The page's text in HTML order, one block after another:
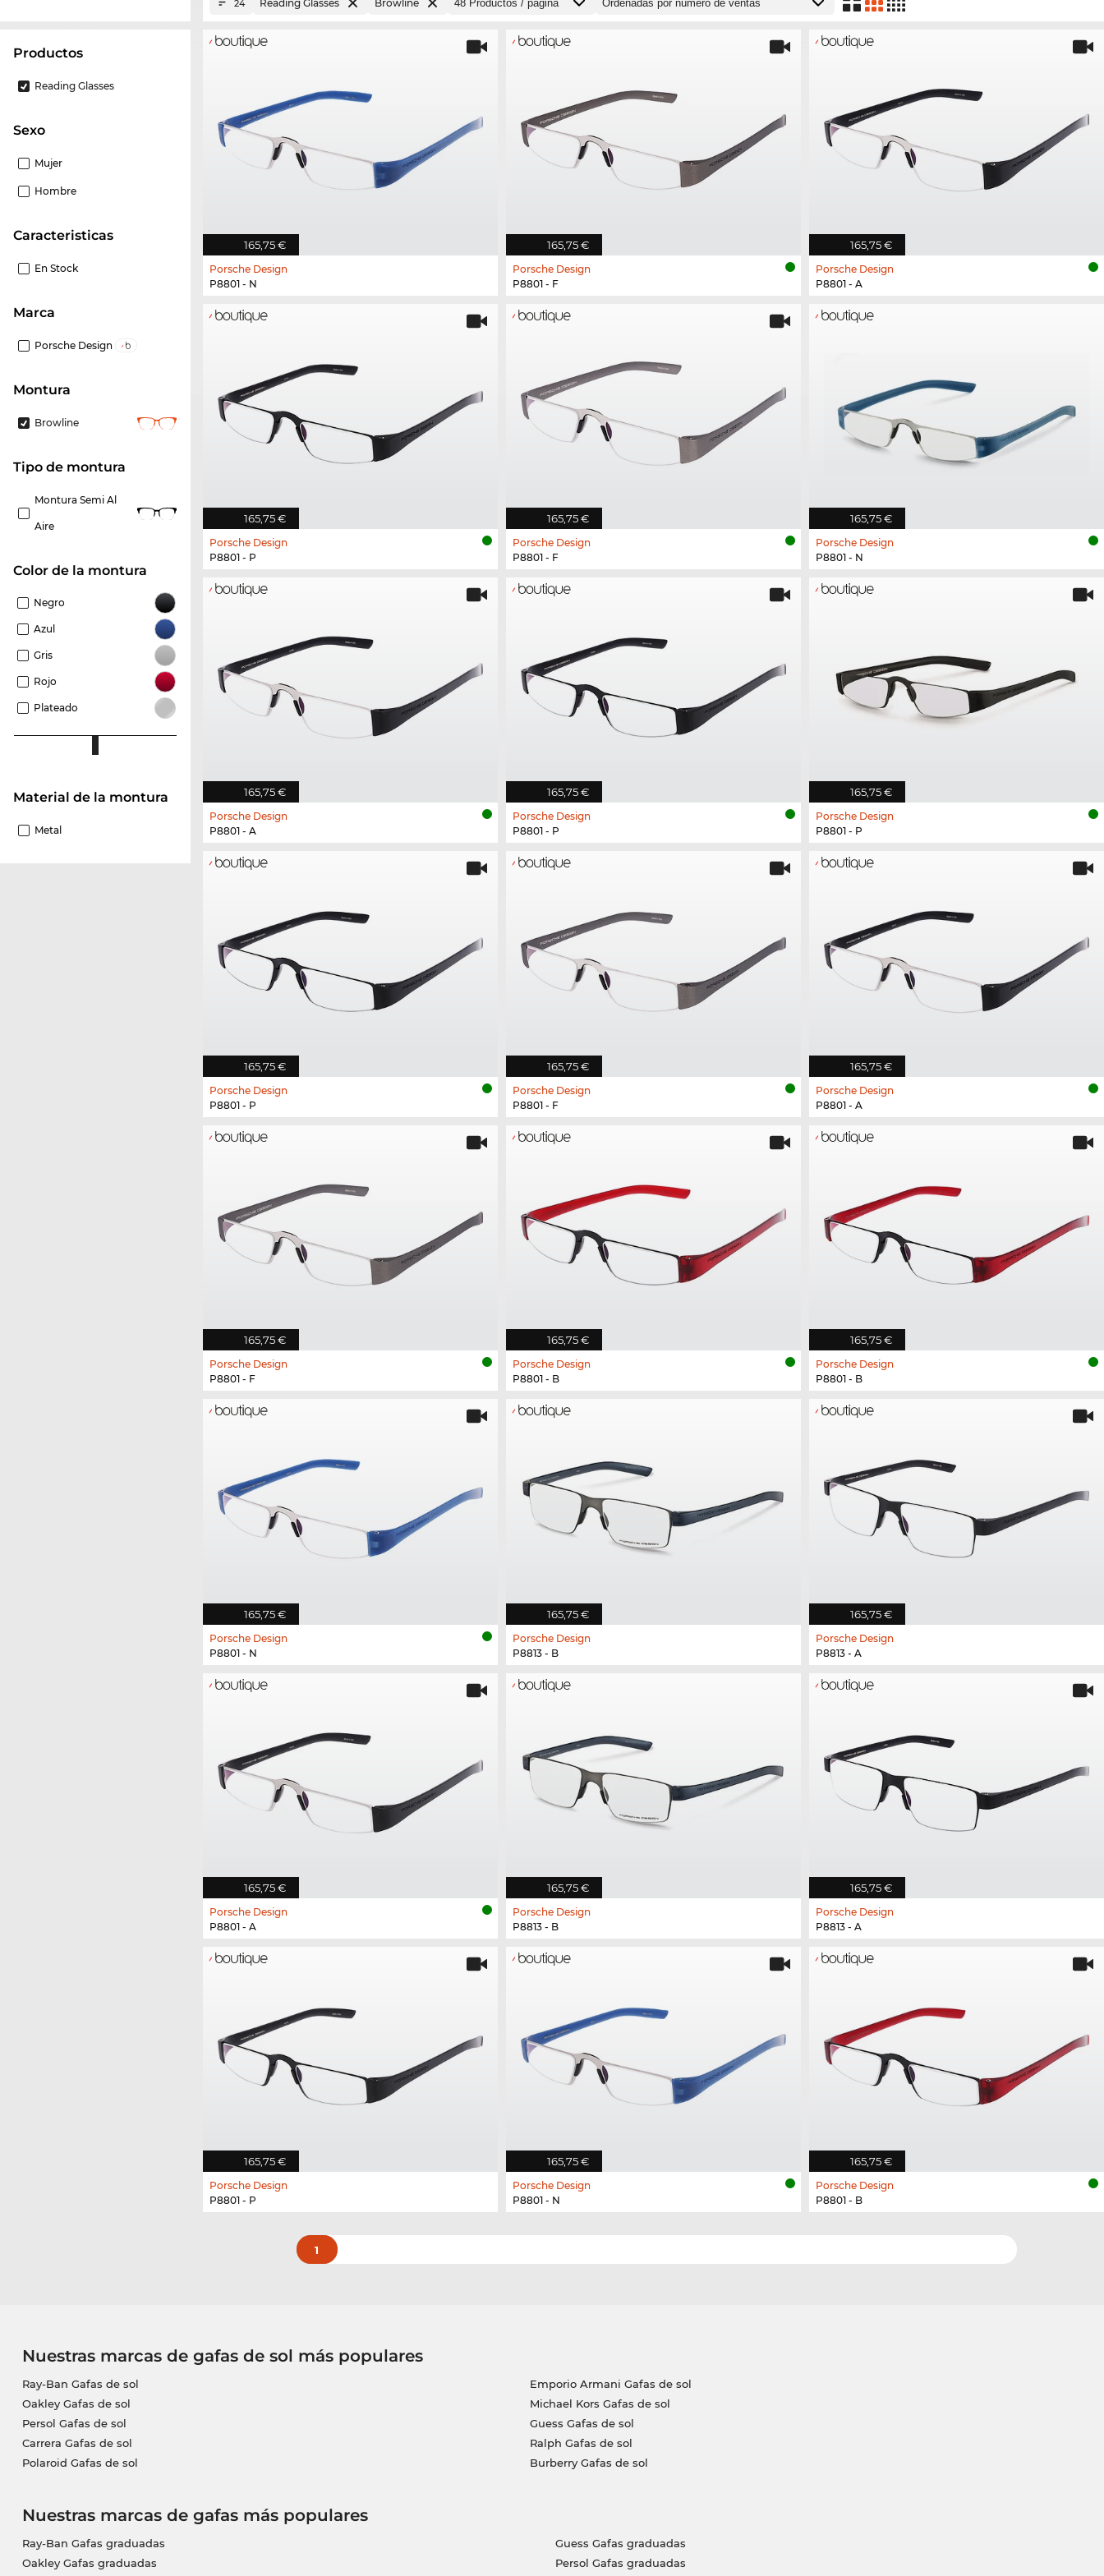
Productos
Reading Glasses
Sexo
Mujer
Hombre
Caracteristicas
En Stock
Marca
Porsche Design
Montura
Browline
Tipo de montura
Montura Semi Al
Aire
Color de la montura
Negro
Azul
Gris
Rojo
Plateado
Material de la montura
Metal
24 Reading Glasses Browline
165,75 €
Porsche Design
P8801 - N
165,75 €
Porsche Design
P8801 - F
165,75 €
Porsche Design
P8801 - A
165,75 €
Porsche Design
P8801 - P
165,75 €
Porsche Design
P8801 - F
165,75 €
Porsche Design
P8801 - N
165,75 €
Porsche Design
P8801 - A
165,75 €
Porsche Design
P8801 - P
165,75 €
Porsche Design
P8801 - P
165,75 €
Porsche Design
P8801 - P
165,75 €
Porsche Design
P8801 - F
165,75 €
Porsche Design
P8801 - A
165,75 €
Porsche Design
P8801 - F
165,75 €
Porsche Design
P8801 - B
165,75 €
Porsche Design
P8801 - B
165,75 €
Porsche Design
P8801 - N
165,75 €
Porsche Design
P8813 - B
165,75 €
Porsche Design
P8813 - A
165,75 €
Porsche Design
P8801 - A
165,75 €
Porsche Design
P8813 - B
165,75 €
Porsche Design
P8813 - A
165,75 €
Porsche Design
P8801 - P
165,75 €
Porsche Design
P8801 - N
165,75 €
Porsche Design
P8801 - B
1
Nuestras marcas de gafas de sol más populares
Ray-Ban Gafas de sol
Oakley Gafas de sol
Persol Gafas de sol
Carrera Gafas de sol
Polaroid Gafas de sol
Emporio Armani Gafas de sol
Michael Kors Gafas de sol
Guess Gafas de sol
Ralph Gafas de sol
Burberry Gafas de sol
Nuestras marcas de gafas más populares
Ray-Ban Gafas graduadas
Oakley Gafas graduadas
Guess Gafas graduadas
Persol Gafas graduadas